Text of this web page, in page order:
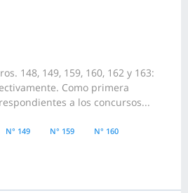
148, 149, 159, 160, 162 y 163:
Como primera
a los concursos...
N° 149 N° 159 N° 160